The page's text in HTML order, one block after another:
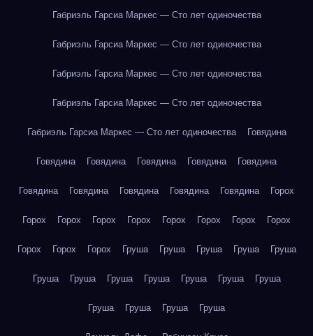
Габриэль Гарсиа Маркес — Сто лет одиночества
Габриэль Гарсиа Маркес — Сто лет одиночества
Габриэль Гарсиа Маркес — Сто лет одиночества
Габриэль Гарсиа Маркес — Сто лет одиночества
Габриэль Гарсиа Маркес — Сто лет одиночества Говядина
Говядина Говядина Говядина Говядина Говядина
Говядина Говядина Говядина Говядина Говядина Горох
Горох Горох Горох Горох Горох Горох Горох Горох
Горох Горох Горох Груша Груша Груша Груша Груша
Груша Груша Груша Груша Груша Груша Груша
Груша Груша Груша Груша